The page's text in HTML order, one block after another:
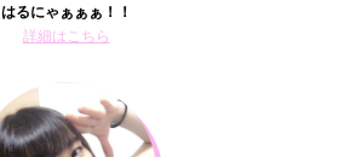
はるにゃぁぁぁ！！
詳細はこちら